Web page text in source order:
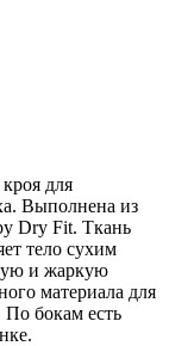
для
Выполнена из
Dry Fit. Ткань
тело сухим
и жаркую
материала для
бокам есть